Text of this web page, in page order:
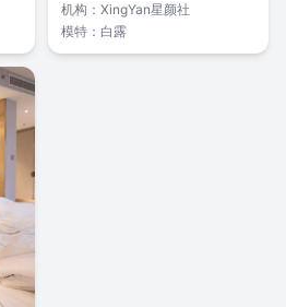
机构： XingYan星颜社
模特： 白露